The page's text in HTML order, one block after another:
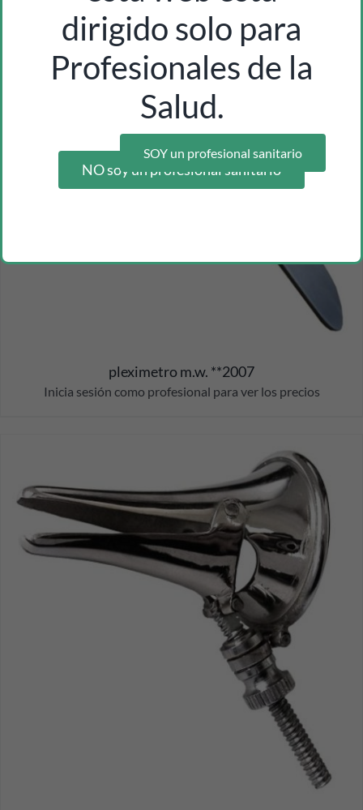
pleximetro m.w. **2007
Inicia sesión como profesional para ver los precios
dirigido solo para
Profesionales de la
Salud.
SOY un profesional sanitario
NO soy un profesional sanitario